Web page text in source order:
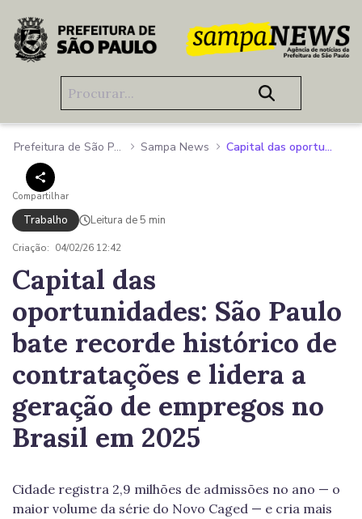
Pular para o Conteúdo principal
Prefeitura de São Paulo Sampa News Capital das oportunidades: São Paulo bate recorde histórico de contratações e lidera a geração de empregos no Brasil em 2025
Compartilhar
Trabalho Leitura de 5 min
Criação: 04/02/26 12:42
Capital das
oportunidades: São Paulo
bate recorde histórico de
contratações e lidera a
geração de empregos no
Brasil em 2025
Cidade registra 2,9 milhões de admissões no ano — o
maior volume da série do Novo Caged — e cria mais